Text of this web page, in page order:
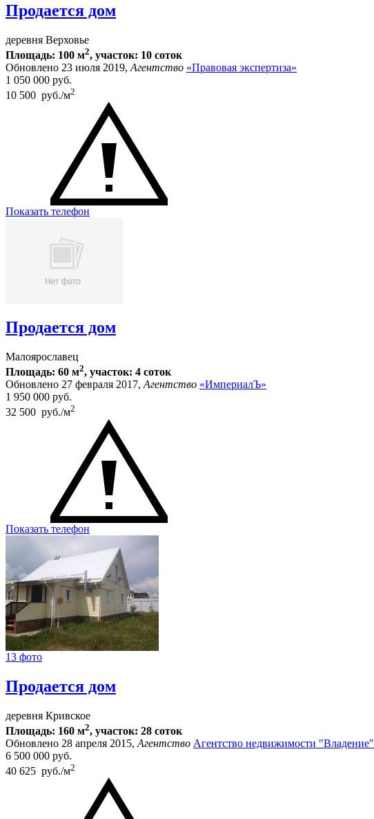
Продается дом
деревня Верховье
Площадь: 100 м2, участок: 10 соток
Обновлено 23 июля 2019, Агентство «Правовая экспертиза»
1 050 000 руб.
10 500 руб./м2
Показать телефон
Продается дом
Малоярославец
Площадь: 60 м2, участок: 4 соток
Обновлено 27 февраля 2017,Агентство «ИмпериалЪ»
1 950 000 руб.
32 500 руб./м2
Показать телефон
13 фото
Продается дом
деревня Кривское
Площадь: 160 м2, участок: 28 соток
Обновлено 28 апреля 2015, Агентство Агентство недвижимости "Владение"
6 500 000 руб.
40 625 руб./м2